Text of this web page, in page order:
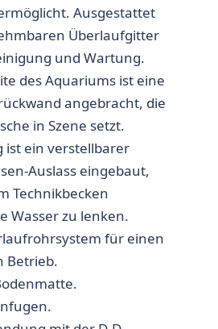
Ausgestattet
Überlaufgitter
und Wartung.
des Aquariums ist eine
angebracht, die
in Szene setzt.
ist ein verstellbarer
Auslass eingebaut,
Technikbecken
Wasser zu lenken.
für einen
Betrieb.